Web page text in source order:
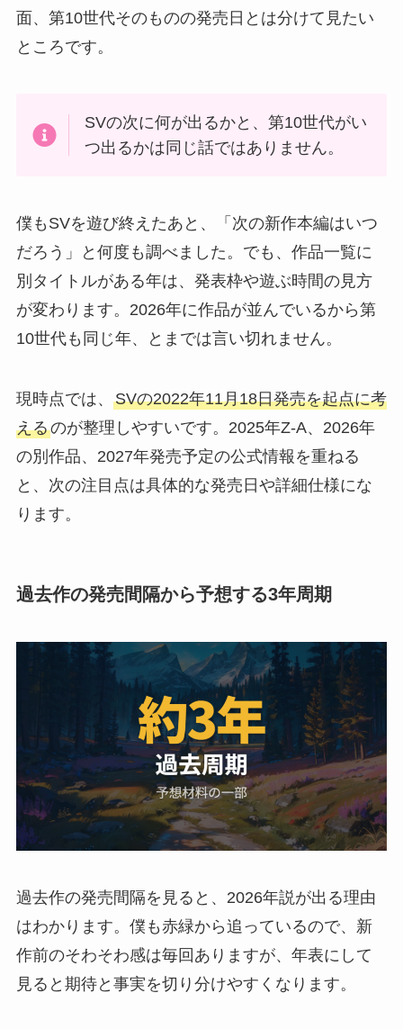
面、第10世代そのものの発売日とは分けて見たい
ところです。
SVの次に何が出るかと、第10世代がい
つ出るかは同じ話ではありません。
僕もSVを遊び終えたあと、「次の新作本編はいつ
だろう」と何度も調べました。でも、作品一覧に
別タイトルがある年は、発表枠や遊ぶ時間の見方
が変わります。2026年に作品が並んでいるから第
10世代も同じ年、とまでは言い切れません。
現時点では、 SVの2022年11月18日発売を起点に考
えるのが整理しやすいです。2025年Z-A、2026年
の別作品、2027年発売予定の公式情報を重ねる
と、次の注目点は具体的な発売日や詳細仕様にな
ります。
過去作の発売間隔から予想する3年周期
過去作の発売間隔を見ると、2026年説が出る理由
はわかります。僕も赤緑から追っているので、新
作前のそわそわ感は毎回ありますが、年表にして
見ると期待と事実を切り分けやすくなります。